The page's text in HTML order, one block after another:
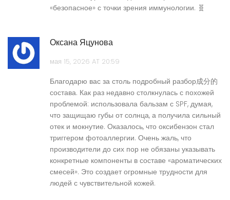
«безопасное» с точки зрения иммунологии. 🧬
Оксана Яцунова
мая 15, 2026 AT 20:59
Благодарю вас за столь подробный разбор成分的
состава. Как раз недавно столкнулась с похожей
проблемой: использовала бальзам с SPF, думая,
что защищаю губы от солнца, а получила сильный
отек и мокнутие. Оказалось, что оксибензон стал
триггером фотоаллергии. Очень жаль, что
производители до сих пор не обязаны указывать
конкретные компоненты в составе «ароматических
смесей». Это создает огромные трудности для
людей с чувствительной кожей.